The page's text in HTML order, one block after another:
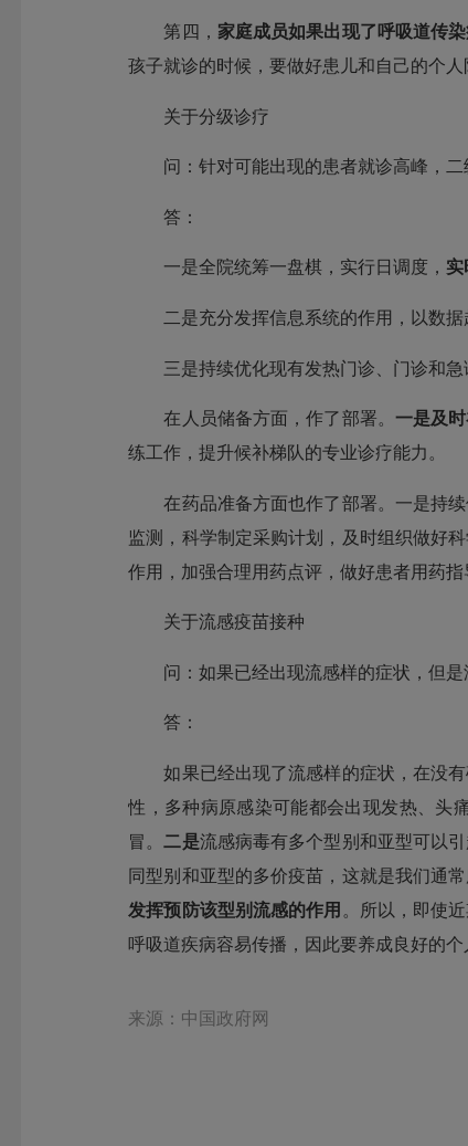
第四， 家庭成员如果出现了呼吸道传
孩子就诊的时候，要做好患儿和自己的个
关于分级诊疗
问：针对可能出现的患者就诊高峰，二
答：
一是全院统筹一盘棋，实行日调度， 实
二是充分发挥信息系统的作用，以数据
三是持续优化现有发热门诊、门诊和急
在人员储备方面，作了部署。 一是及
练工作，提升候补梯队的专业诊疗能力。
在药品准备方面也作了部署。一是持续
监测，科学制定采购计划，及时组织做好
作用，加强合理用药点评，做好患者用药指
关于流感疫苗接种
问：如果已经出现流感样的症状，但是
答：
如果已经出现了流感样的症状，在没有
性，多种病原感染可能都会出现发热、头
冒。二是流感病毒有多个型别和亚型可以
同型别和亚型的多价疫苗，这就是我们通
发挥预防该型别流感的作用 。所以，即使
呼吸道疾病容易传播，因此要养成良好的
来源：中国政府网